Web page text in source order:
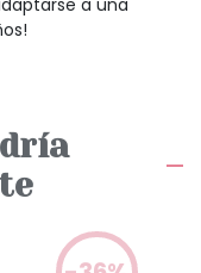
a una